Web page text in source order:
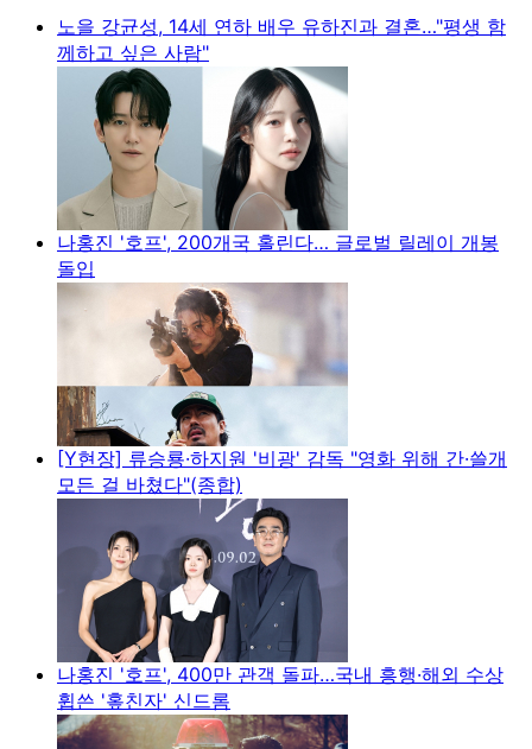
노을 강균성, 14세 연하 배우 유하진과 결혼…"평생 함
께하고 싶은 사람"
나홍진 '호프', 200개국 홀린다… 글로벌 릴레이 개봉
돌입
[Y현장] 류승룡·하지원 '비광' 감독 "영화 위해 간·쓸개
모든 걸 바쳤다"(종합)
나홍진 '호프', 400만 관객 돌파…국내 흥행·해외 수상
휩쓴 '홒친자' 신드롬